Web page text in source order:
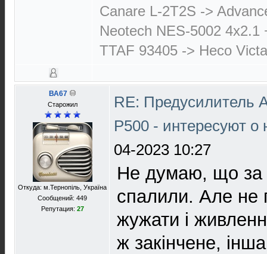
Canare L-2T2S ->
Neotech NES-5002
TTAF 93405 -> Heco
ВА67
Старожил
Откуда: м.Тернопіль, Україна
Сообщений: 449
Репутация: 27
RE: Предусилитель
P500 - интересуют
04-2023 10:27
Не думаю, що за
спалили. Але не
жужати і
ж закінчене,